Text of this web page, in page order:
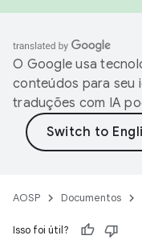
O Google usa
conteúdos para seu
traduções com IA
AOSP Documentos
Isso foi útil?